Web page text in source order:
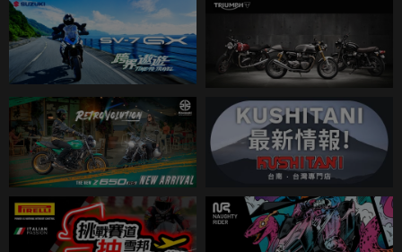
乎與波音工廠匹敵的碳纖維用料。